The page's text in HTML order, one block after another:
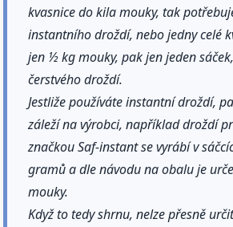
kvasnice do kila mouky, tak
instantního droždí, nebo jedny celé
jen ½ kg mouky, pak jen jeden
čerstvého droždí.
Jestliže používáte instantní droždí,
záleží na výrobci, například droždí
značkou Saf-instant se vyrábí v
gramů a dle návodu na obalu je
mouky.
Když to tedy shrnu, nelze přesně